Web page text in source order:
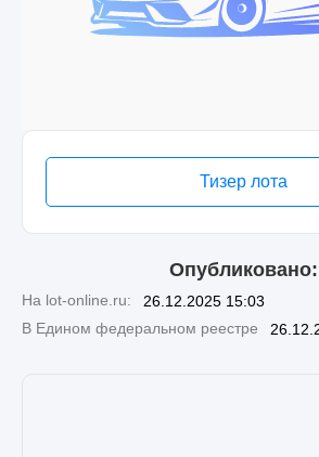
Тизер лота
Опубликовано:
На lot-online.ru:
26.12.2025 15:03
В Едином федеральном реестре